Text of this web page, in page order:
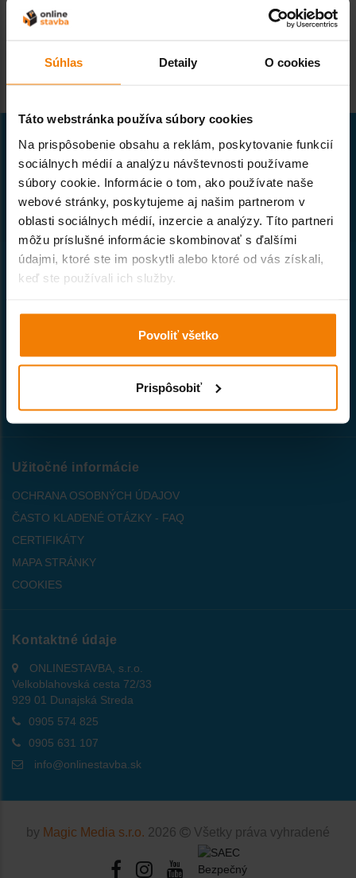
Súhlas Detaily O cookies
Táto webstránka používa súbory cookies
Na prispôsobenie obsahu a reklám, poskytovanie funkcií
sociálnych médií a analýzu návštevnosti používame
súbory cookie. Informácie o tom, ako používate naše
webové stránky, poskytujeme aj našim partnerom v
oblasti sociálnych médií, inzercie a analýzy. Títo partneri
môžu príslušné informácie skombinovať s ďalšími
údajmi, ktoré ste im poskytli alebo ktoré od vás získali,
keď ste používali ich služby.
Povoliť všetko
Prispôsobiť
Naša spoločnosť patrí k prvým
priekopníkom internetového obchodu
so stavebným materiálom na Slovensku.
Všetko o nákupe
INDIVIDUÁLNA CENA
PREČO U NÁS NAKUPOVAŤ ?
Užitočné informácie
OCHRANA OSOBNÝCH ÚDAJOV
ČASTO KLADENÉ OTÁZKY - FAQ
CERTIFIKÁTY
MAPA STRÁNKY
COOKIES
Kontaktné údaje
ONLINESTAVBA, s.r.o.
Velkoblahovská cesta 72/33
929 01 Dunajská Streda
0905 574 825
0905 631 107
info@onlinestavba.sk
by Magic Media s.r.o. 2026 Všetky práva vyhradené